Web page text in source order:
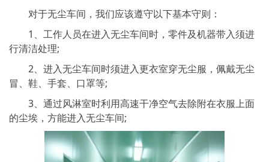
对于无尘车间，我们应该遵守以下基本守则：
1、工作人员在进入无尘车间时，零件及机器带入须进
行清洁处理;
2、进入无尘车间时须进入更衣室穿无尘服，佩戴无尘
冒、鞋、手套、口罩等;
3、通过风淋室时利用高速干净空气去除附在衣服上面
的尘埃，方能进入无尘车间;